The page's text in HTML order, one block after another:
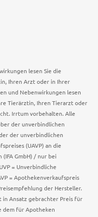
lesen Sie die
Ihren Arzt oder in Ihrer
und Nebenwirkungen lesen
Tierärztin, Ihren Tierarzt oder
Irrtum vorbehalten. Alle
der unverbindlichen
der unverbindlichen
(UAVP) an die
GmbH) / nur bei
= Unverbindliche
= Apothekenverkaufspreis
der Hersteller.
in Ansatz gebrachter Preis für
dem für Apotheken